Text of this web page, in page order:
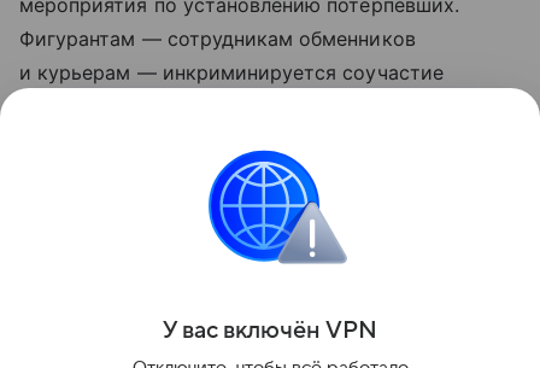
мероприятия по установлению потерпевших.
Фигурантам — сотрудникам обменников
и курьерам — инкриминируется соучастие
свободы на срок до десяти лет.
Поделиться
У вас включён VPN